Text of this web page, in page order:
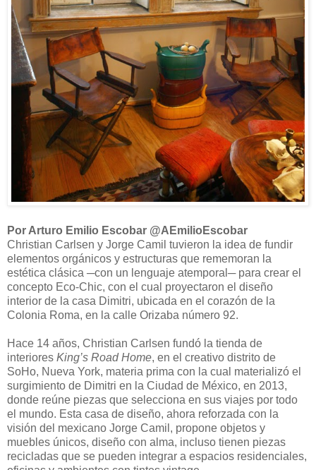
Por Arturo Emilio Escobar @AEmilioEscobar
Christian Carlsen y Jorge Camil tuvieron la idea de fundir
elementos orgánicos y estructuras que rememoran la
estética clásica ─con un lenguaje atemporal─ para crear el
concepto Eco-Chic, con el cual proyectaron el diseño
interior de la casa Dimitri, ubicada en el corazón de la
Colonia Roma, en la calle Orizaba número 92.
Hace 14 años, Christian Carlsen fundó la tienda de
interiores King’s Road Home, en el creativo distrito de
SoHo, Nueva York, materia prima con la cual materializó el
surgimiento de Dimitri en la Ciudad de México, en 2013,
donde reúne piezas que selecciona en sus viajes por todo
el mundo. Esta casa de diseño, ahora reforzada con la
visión del mexicano Jorge Camil, propone objetos y
muebles únicos, diseño con alma, incluso tienen piezas
recicladas que se pueden integrar a espacios residenciales,